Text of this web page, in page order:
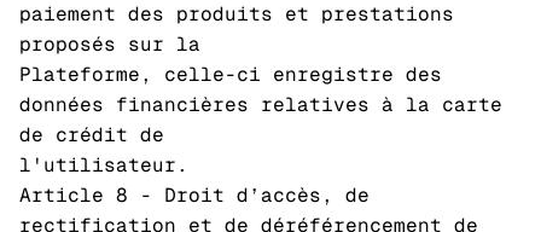
paiement des produits et prestations
proposés sur la
Plateforme, celle-ci enregistre des
données financières relatives à la carte
de crédit de
l'utilisateur.
Article 8 - Droit d’accès, de
rectification et de déréférencement de